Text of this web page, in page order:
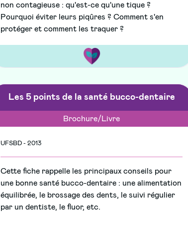
non contagieuse : qu'est-ce qu'une tique ?
Pourquoi éviter leurs piqûres ? Comment s'en
protéger et comment les traquer ?
Les 5 points de la santé bucco-dentaire
Brochure/Livre
UFSBD - 2013
Cette fiche rappelle les principaux conseils pour
une bonne santé bucco-dentaire : une alimentation
équilibrée, le brossage des dents, le suivi régulier
par un dentiste, le fluor, etc.